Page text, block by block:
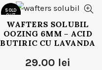
SOLD
OUT
NOU
WAFTERS SOLUBIL
OOZING 6MM – ACID
BUTIRIC CU LAVANDA
29.00 lei